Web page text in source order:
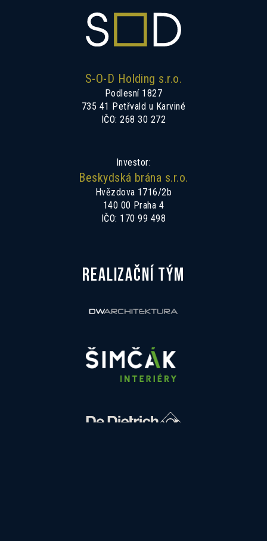
REALIZAČNÍ TÝM
S-O-D Holding s.r.o.
Podlesní 1827
735 41 Petřvald u Karviné
IČO: 268 30 272
Investor:
Beskydská brána s.r.o.
Hvězdova 1716/2b
140 00 Praha 4
IČO: 170 99 498